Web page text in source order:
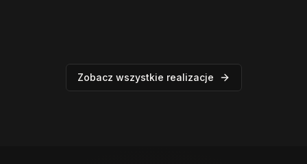
Zobacz wszystkie realizacje